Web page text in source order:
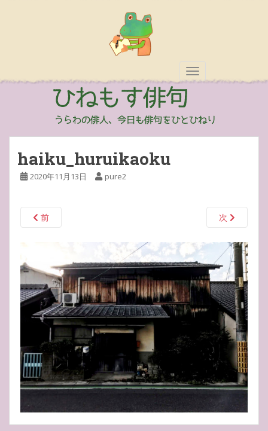
TOGGLE
haiku_huruikaoku
2020年11月13日 pure2
前 次